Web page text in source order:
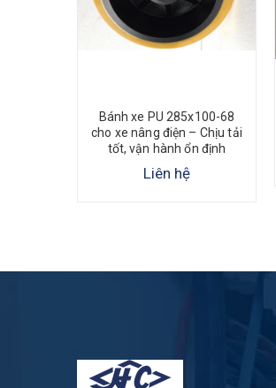
Bánh xe PU 285x100-68
cho xe nâng điện – Chịu tải
tốt, vận hành ổn định
Liên hệ